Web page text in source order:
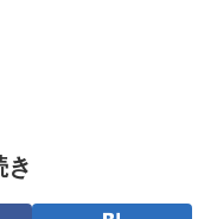
き